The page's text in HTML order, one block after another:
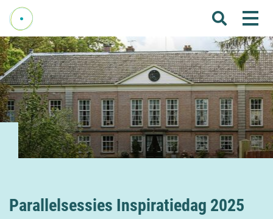
Home
Over Fenelab
Commissies
Sectoren
Leden
Nieuws
Parallelsessies Inspiratiedag 2025